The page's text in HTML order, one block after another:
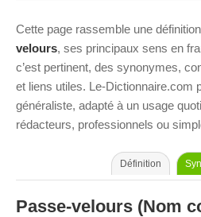
Cette page rassemble une
velours, ses principaux sens en
c’est pertinent, des synonymes,
et liens utiles. Le-Dictionnaire.com
généraliste, adapté à un usage
rédacteurs, professionnels ou
Définition
Passe-velours (Nom